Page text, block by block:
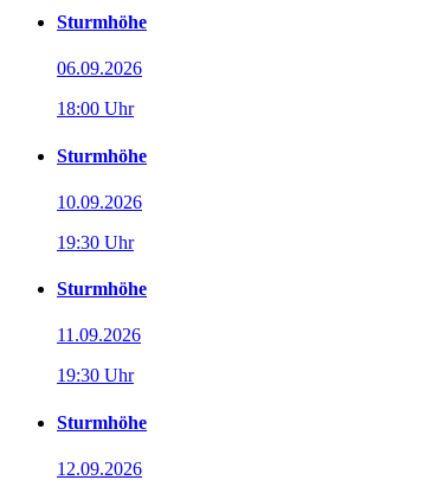
Sturmhöhe
06.09.2026
18:00 Uhr
Sturmhöhe
10.09.2026
19:30 Uhr
Sturmhöhe
11.09.2026
19:30 Uhr
Sturmhöhe
12.09.2026